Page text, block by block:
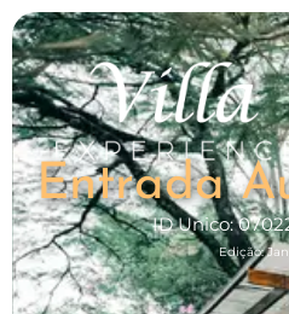
Entrada
ID Unico:
Edição: